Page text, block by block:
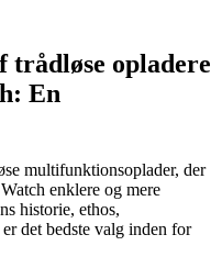
trådløse opladere
En
multifunktionsoplader, der
enklere og mere
historie, ethos,
det bedste valg inden for